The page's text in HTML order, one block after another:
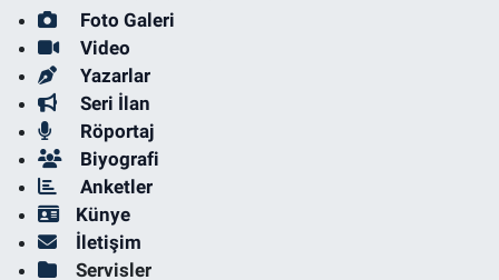
Foto Galeri
Video
Yazarlar
Seri İlan
Röportaj
Biyografi
Anketler
Künye
İletişim
Servisler